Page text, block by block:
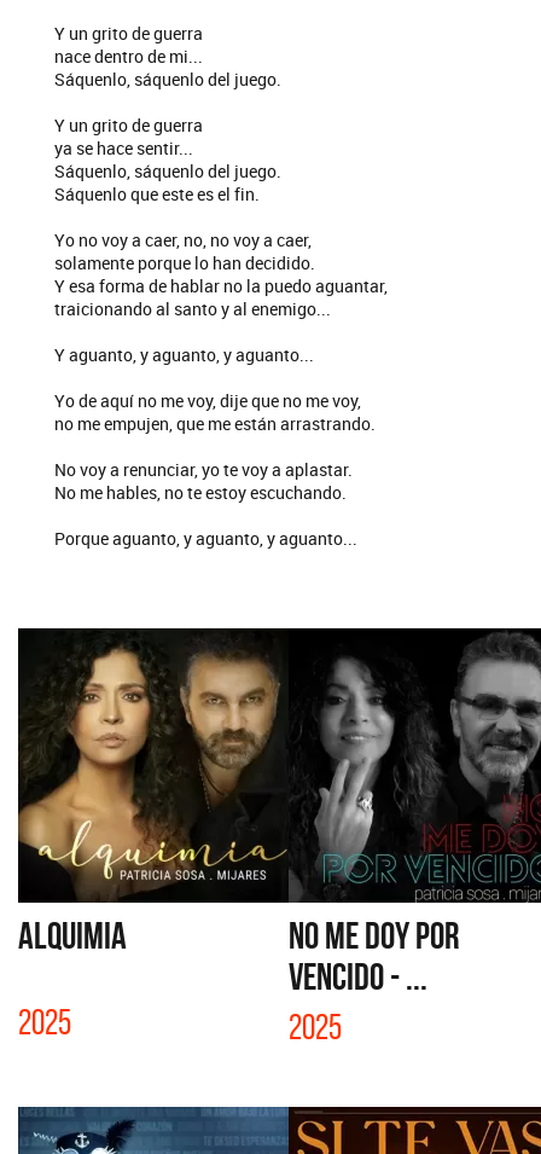
Y un grito de guerra
nace dentro de mi...
Sáquenlo, sáquenlo del juego.
Y un grito de guerra
ya se hace sentir...
Sáquenlo, sáquenlo del juego.
Sáquenlo que este es el fin.
Yo no voy a caer, no, no voy a caer,
solamente porque lo han decidido.
Y esa forma de hablar no la puedo aguantar,
traicionando al santo y al enemigo...
Y aguanto, y aguanto, y aguanto...
Yo de aquí no me voy, dije que no me voy,
no me empujen, que me están arrastrando.
No voy a renunciar, yo te voy a aplastar.
No me hables, no te estoy escuchando.
Porque aguanto, y aguanto, y aguanto...
ALQUIMIA
2025
NO ME DOY POR
VENCIDO - ...
2025